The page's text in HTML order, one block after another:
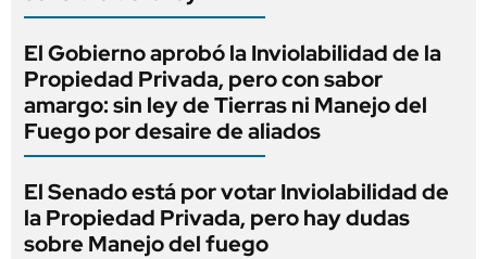
El Gobierno aprobó la Inviolabilidad de la
Propiedad Privada, pero con sabor
amargo: sin ley de Tierras ni Manejo del
Fuego por desaire de aliados
El Senado está por votar Inviolabilidad de
la Propiedad Privada, pero hay dudas
sobre Manejo del fuego